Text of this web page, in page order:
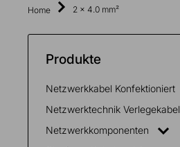
Total
exkl. CHF0.00
Home 2 x 4.0 mm²
Produkte
Netzwerkkabel Konfektioniert
Netzwerktechnik Verlegekabel
Netzwerkkomponenten